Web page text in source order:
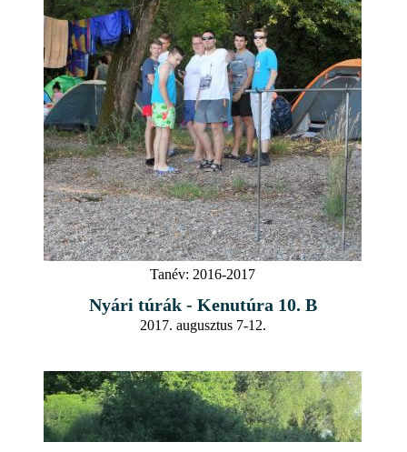
Tanév: 2016-2017
Nyári túrák - Kenutúra 10. B
2017. augusztus 7-12.